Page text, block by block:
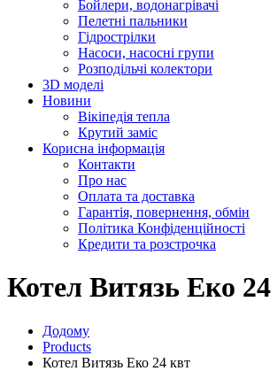
Бойлери, водонагрівачі
Пелетні пальники
Гідрострілки
Насоси, насосні групи
Розподільчі колектори
3D моделі
Новини
Вікіпедія тепла
Крутий заміс
Корисна інформація
Контакти
Про нас
Оплата та доставка
Гарантія, повернення, обмін
Політика Конфіденційності
Кредити та розстрочка
Котел Витязь Еко 24
Додому
Products
Котел Витязь Еко 24 квт